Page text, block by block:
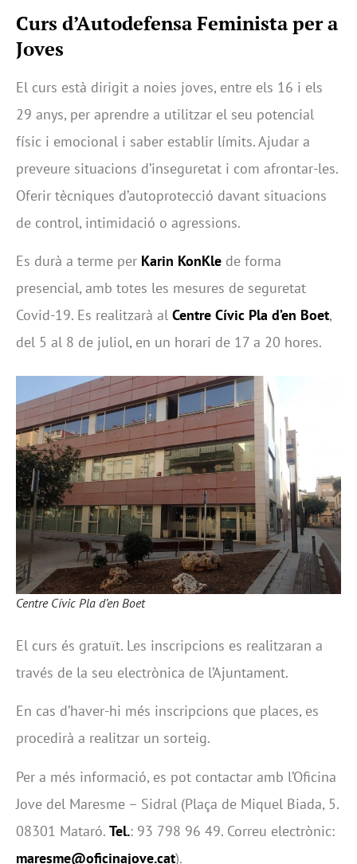
Curs d’Autodefensa Feminista per a
Joves
El curs està dirigit a noies joves, entre els 16 i els
29 anys, per aprendre a utilitzar el seu potencial
físic i emocional i saber establir límits. Ajudar a
preveure situacions d’inseguretat i com afrontar-les.
Oferir tècniques d’autoprotecció davant situacions
de control, intimidació o agressions.
Es durà a terme per Karin KonKle de forma
presencial, amb totes les mesures de seguretat
Covid-19. Es realitzarà al Centre Cívic Pla d’en Boet,
del 5 al 8 de juliol, en un horari de 17 a 20 hores.
Centre Cívic Pla d’en Boet
El curs és gratuït. Les inscripcions es realitzaran a
través de la seu electrònica de l’Ajuntament.
En cas d’haver-hi més inscripcions que places, es
procedirà a realitzar un sorteig.
Per a més informació, es pot contactar amb l’Oficina
Jove del Maresme – Sidral (Plaça de Miquel Biada, 5.
08301 Mataró. Tel.: 93 798 96 49. Correu electrònic:
maresme@oficinajove.cat).